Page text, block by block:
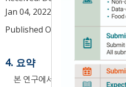
Jan 04, 2022
Published Online: Apr 30, 2022
4. 요약
본 연구에서는 발효식품으로부